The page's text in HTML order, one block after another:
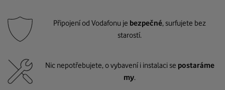
Připojení od Vodafonu je bezpečné, surfujete bez
starostí.
Nic nepotřebujete, o vybavení i instalaci se postaráme
my.